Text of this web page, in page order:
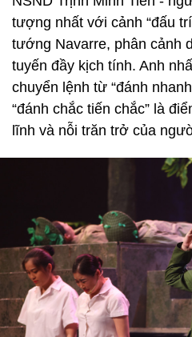
tượng nhất với cảnh “đấu
tướng Navarre, phân cảnh
tuyến đầy kịch tính. Anh
chuyển lệnh từ “đánh
“đánh chắc tiến chắc” là
lĩnh và nỗi trăn trở của